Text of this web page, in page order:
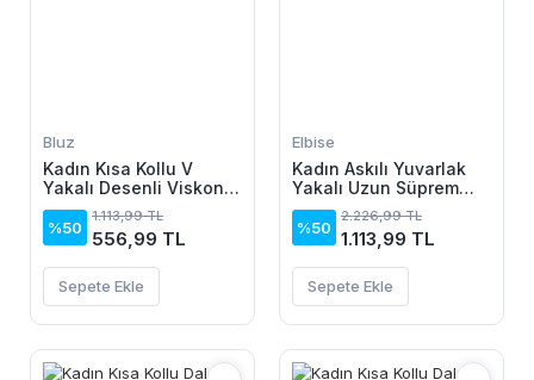
Bluz
Kadın Kısa Kollu V
Yakalı Desenli Viskon
Bluz
%50
1.113,99 TL
556,99 TL
Sepete Ekle
Elbise
Kadın Askılı Yuvarlak
Yakalı Uzun Süprem
Elbise
%50
2.226,99 TL
1.113,99 TL
Sepete Ekle